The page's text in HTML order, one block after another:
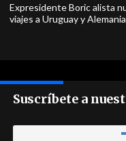
Expresidente Boric alista
viajes a Uruguay y Alemania
Suscríbete a